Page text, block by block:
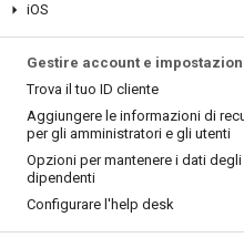
iOS
Gestire account e
Trova il tuo ID cliente
Aggiungere le informazioni di
per gli amministratori e gli utenti
Opzioni per mantenere i dati degli
dipendenti
Configurare l'help desk